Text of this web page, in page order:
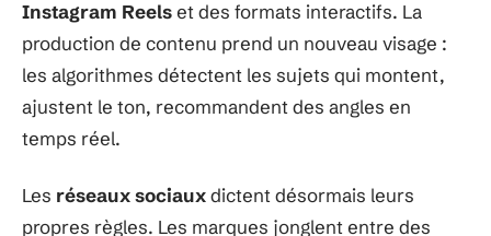
Instagram Reelset des formats interactifs. La
production de contenu prend un nouveau visage :
les algorithmes détectent les sujets qui montent,
ajustent le ton, recommandent des angles en
temps réel.
Les réseaux sociauxdictent désormais leurs
propres règles. Les marques jonglent entre des